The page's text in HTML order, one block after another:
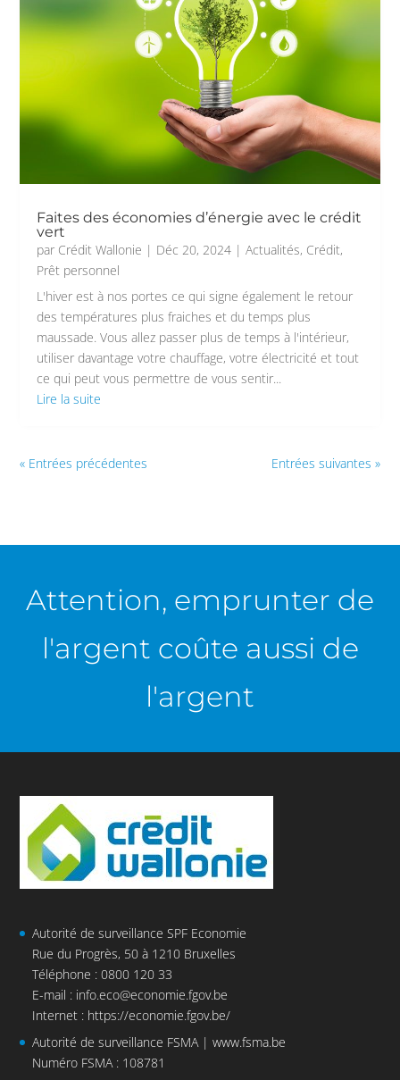
Faites des économies d’énergie avec le crédit
vert
par Crédit Wallonie | Déc 20, 2024 |Actualités, Crédit,
Prêt personnel
L'hiver est à nos portes ce qui signe également le retour
des températures plus fraiches et du temps plus
maussade. Vous allez passer plus de temps à l'intérieur,
utiliser davantage votre chauffage, votre électricité et tout
ce qui peut vous permettre de vous sentir...
Lire la suite
« Entrées précédentes Entrées suivantes »
Attention, emprunter de
l'argent coûte aussi de
l'argent
Autorité de surveillance SPF Economie
Rue du Progrès, 50 à 1210 Bruxelles
Téléphone : 0800 120 33
E-mail : info.eco@economie.fgov.be
Internet : https://economie.fgov.be/
Autorité de surveillance FSMA |www.fsma.be
Numéro FSMA : 108781